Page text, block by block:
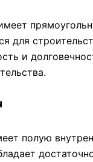
для
и
полую